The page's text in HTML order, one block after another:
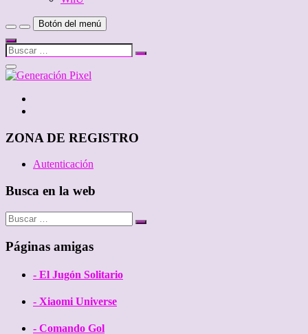
Botón del menú
Buscar
…
Cerrar
el
lateral
ZONA DE REGISTRO
Autenticación
Busca en la web
Buscar
…
Páginas amigas
- El Jugón Solitario
- Xiaomi Universe
- Comando Gol